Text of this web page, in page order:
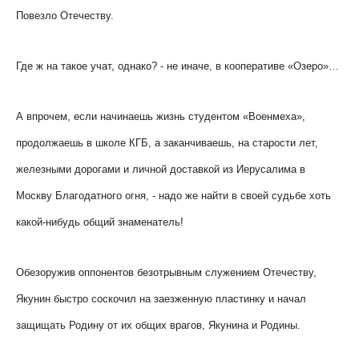
Повезло Отечеству.
Где ж на такое учат, однако? - не иначе, в кооперативе «Озеро»…
А впрочем, если начинаешь жизнь студентом «Военмеха»,
продолжаешь в школе КГБ, а заканчиваешь, на старости лет,
железными дорогами и личной доставкой из Иерусалима в
Москву Благодатного огня, - надо же найти в своей судьбе хоть
какой-нибудь общий знаменатель!
Обезоружив оппонентов безотрывным служением Отечеству,
Якунин быстро соскочил на заезженную пластинку и начал
защищать Родину от их общих врагов, Якунина и Родины.